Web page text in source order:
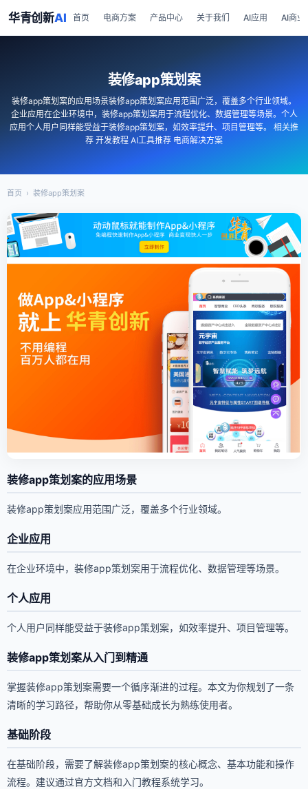
华青创新AI 首页 电商方案 产品中心 关于我们 AI应用 AI商业
装修app策划案
装修app策划案的应用场景装修app策划案应用范围广泛，覆盖多个行业领域。
企业应用在企业环境中，装修app策划案用于流程优化、数据管理等场景。个人
应用个人用户同样能受益于装修app策划案，如效率提升、项目管理等。 相关推
荐 开发教程 AI工具推荐 电商解决方案
首页 › 装修app策划案
装修app策划案的应用场景
装修app策划案应用范围广泛，覆盖多个行业领域。
企业应用
在企业环境中，装修app策划案用于流程优化、数据管理等场景。
个人应用
个人用户同样能受益于装修app策划案，如效率提升、项目管理等。
装修app策划案从入门到精通
掌握装修app策划案需要一个循序渐进的过程。本文为你规划了一条
清晰的学习路径，帮助你从零基础成长为熟练使用者。
基础阶段
在基础阶段，需要了解装修app策划案的核心概念、基本功能和操作
流程。建议通过官方文档和入门教程系统学习。